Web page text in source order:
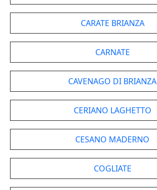
CARATE BRIANZA
CARNATE
CAVENAGO DI BRIANZA
CERIANO LAGHETTO
CESANO MADERNO
COGLIATE